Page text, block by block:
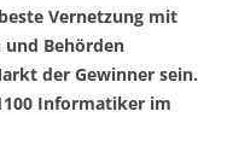
Vernetzung mit
und Behörden
der Gewinner sein.
Informatiker im